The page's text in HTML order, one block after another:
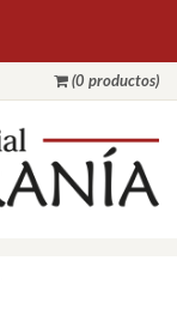
(0 productos)